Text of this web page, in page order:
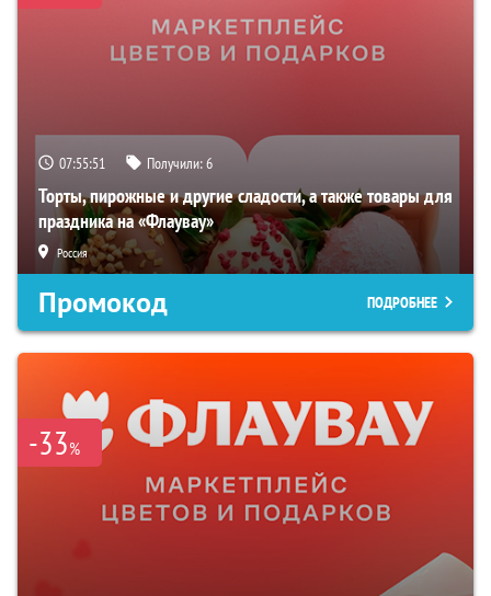
07:55:50 Получили:6
Торты, пирожные и другие сладости, а также товары для
праздника на «Флаувау»
Россия
Промокод ПОДРОБНЕЕ
-33%